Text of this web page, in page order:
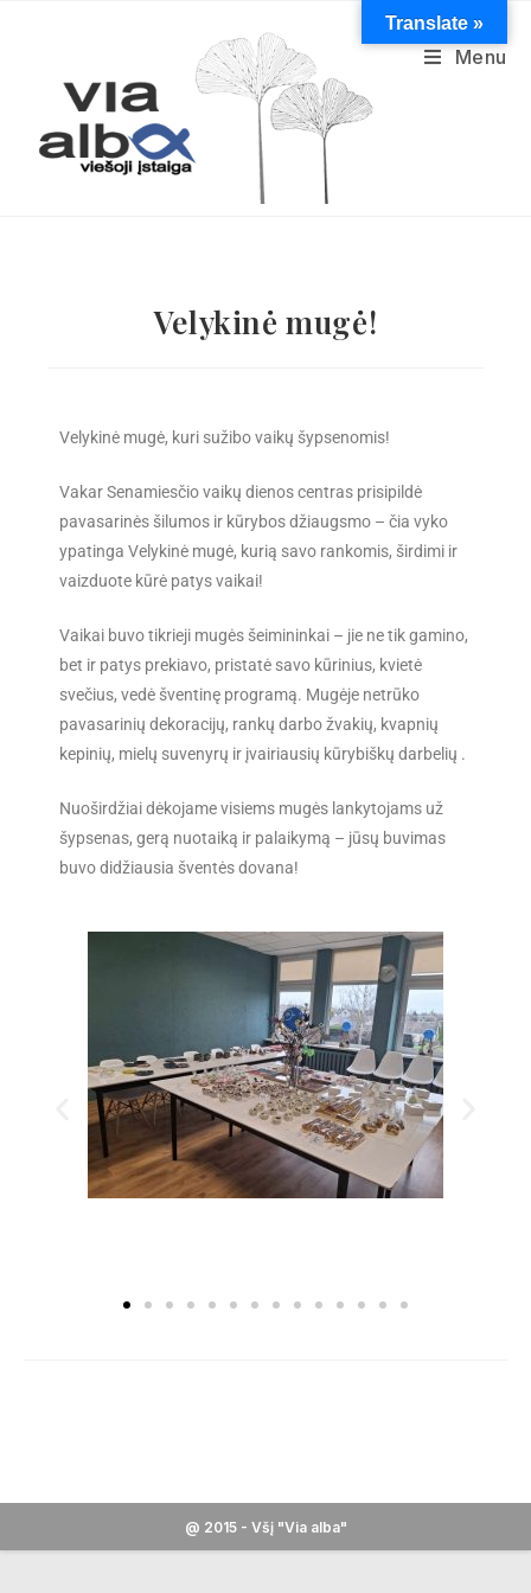
Menu
Velykinė mugė!
Velykinė mugė, kuri sužibo vaikų šypsenomis!
Vakar Senamiesčio vaikų dienos centras prisipildė
pavasarinės šilumos ir kūrybos džiaugsmo – čia vyko
ypatinga Velykinė mugė, kurią savo rankomis, širdimi ir
vaizduote kūrė patys vaikai!
Vaikai buvo tikrieji mugės šeimininkai – jie ne tik gamino,
bet ir patys prekiavo, pristatė savo kūrinius, kvietė
svečius, vedė šventinę programą. Mugėje netrūko
pavasarinių dekoracijų, rankų darbo žvakių, kvapnių
kepinių, mielų suvenyrų ir įvairiausių kūrybiškų darbelių .
Nuoširdžiai dėkojame visiems mugės lankytojams už
šypsenas, gerą nuotaiką ir palaikymą – jūsų buvimas
buvo didžiausia šventės dovana!
@ 2015 - Všį "Via alba"
Translate »